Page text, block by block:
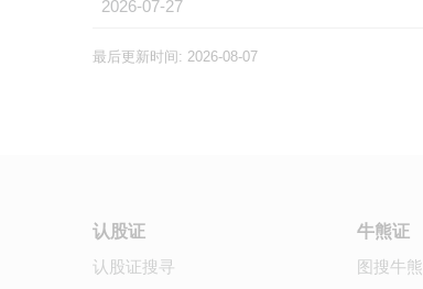
2026-07-27
最后更新时间: 2026-08-07
认股证
认股证搜寻
牛熊证
图搜牛熊